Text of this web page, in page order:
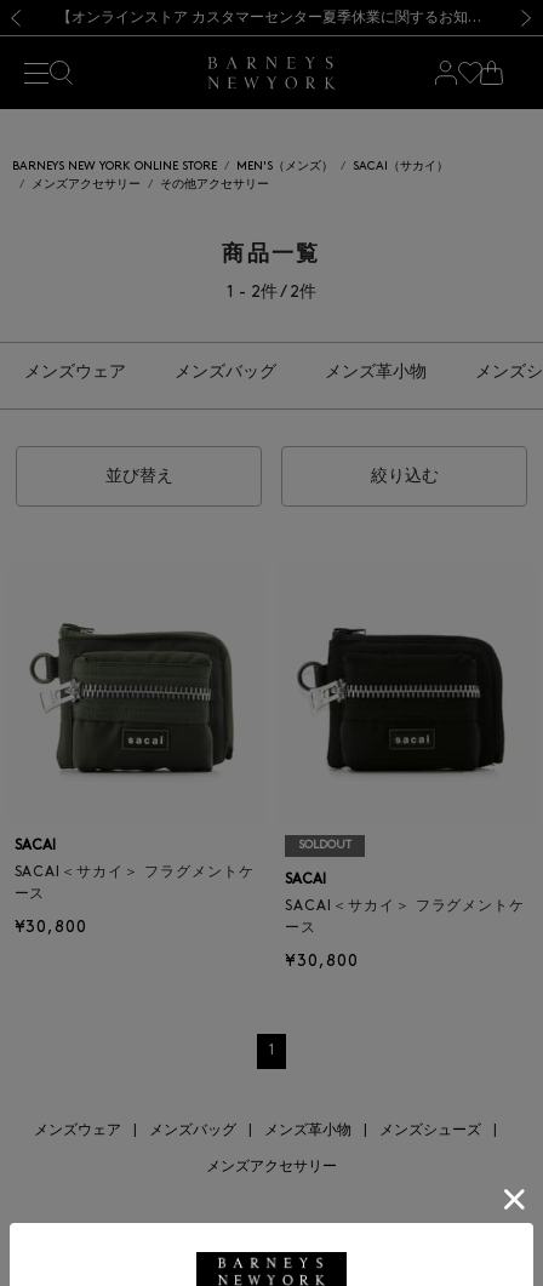
新規登録のお客様も対象！＜MY BARNEYS＞会員のお客様は11,000円（税込）以上のお買上げで常時送料無料！お買い物の際は会員登録を！
【夏季休業に伴う出荷一時停止のお知らせ】(2026.8.7) 【オンラインストア カスタマーセンター夏季休業に関するお知らせ】（2026.8.7）
【夏季休業に伴う返品・交換承り一時停止のお知らせ】（2026.8.5）
熊本県を中心とした地震の影響によるお荷物のお届けについて
【開催中】SUMMER SALEのご案内・ご注意事項 新規登録のお客様も対象！＜MY BARNEYS＞会員のお客様は11,000円（税込）以上のお買上げで常時送料無料！お買い物の際は会員登録を！
【夏季休業に伴う出荷一時停止のお知らせ】(2026.8.7)
BARNEYS NEW YORK ONLINE STORE MEN'S（メンズ）
SACAI（サカイ）
メンズアクセサリー
その他アクセサリー
商品一覧
1 - 2件 / 2件
メンズウェア メンズバッグ メンズ革小物 メンズ
並び替え 絞り込む
SACAI
SACAI＜サカイ＞ フラグメントケ
ース
¥30,800
SOLDOUT
SACAI
SACAI＜サカイ＞ フラグメントケ
ース
¥30,800
1
メンズウェア メンズバッグ メンズ革小物 メンズシューズ
メンズアクセサリー